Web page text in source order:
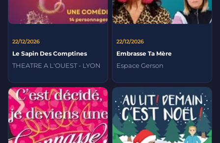
22/12/2026
Le Sapin Des Comptines
THEATRE A L'OUEST - LYON
22/12/2026
Embrasse Ta Mère
Espace Gerson